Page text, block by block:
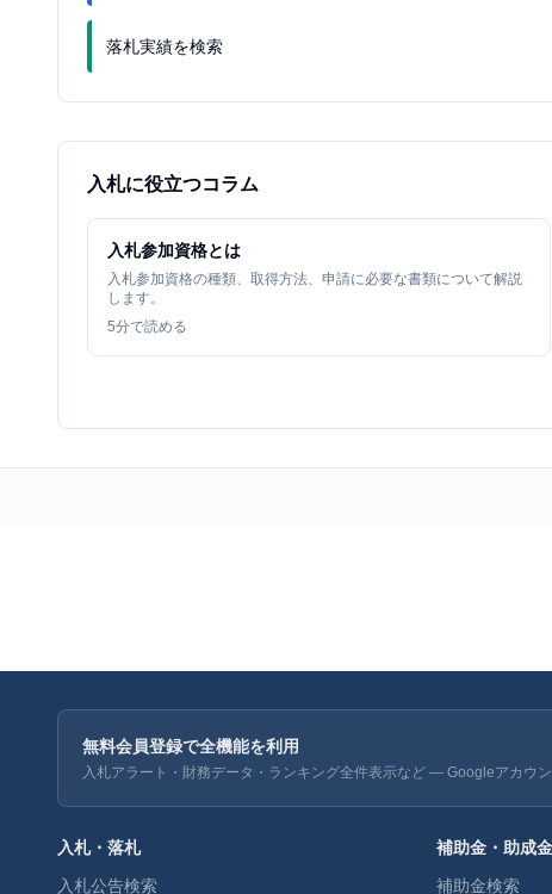
落札実績を検索
入札に役立つコラム
入札参加資格とは
入札参加資格の種類、取得方法、申請に必要な書類について解説
します。
5分で読める
無料会員登録で全機能を利用
入札アラート・財務データ・ランキング全件表示など — Googleアカウ
入札・落札
入札公告検索
補助金・助成金
補助金検索